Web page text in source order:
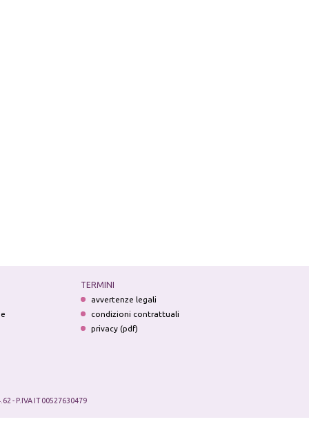
TERMINI
avvertenze legali
condizioni contrattuali
privacy (pdf)
- P.IVA IT 00527630479